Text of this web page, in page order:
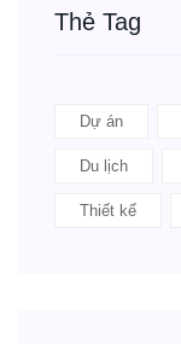
Thẻ Tag
Dự án
Du lịch
Thiết kế